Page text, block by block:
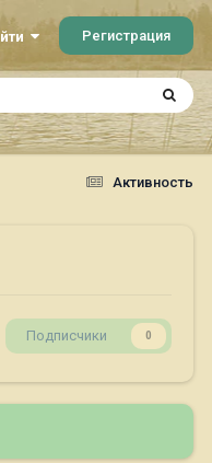
Регистрация
Активность
Подписчики 0